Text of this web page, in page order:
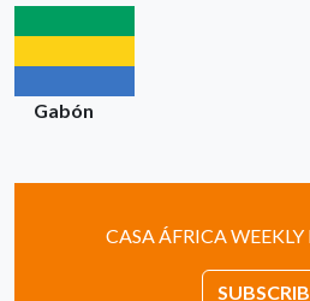
Gabón
CASA ÁFRICA